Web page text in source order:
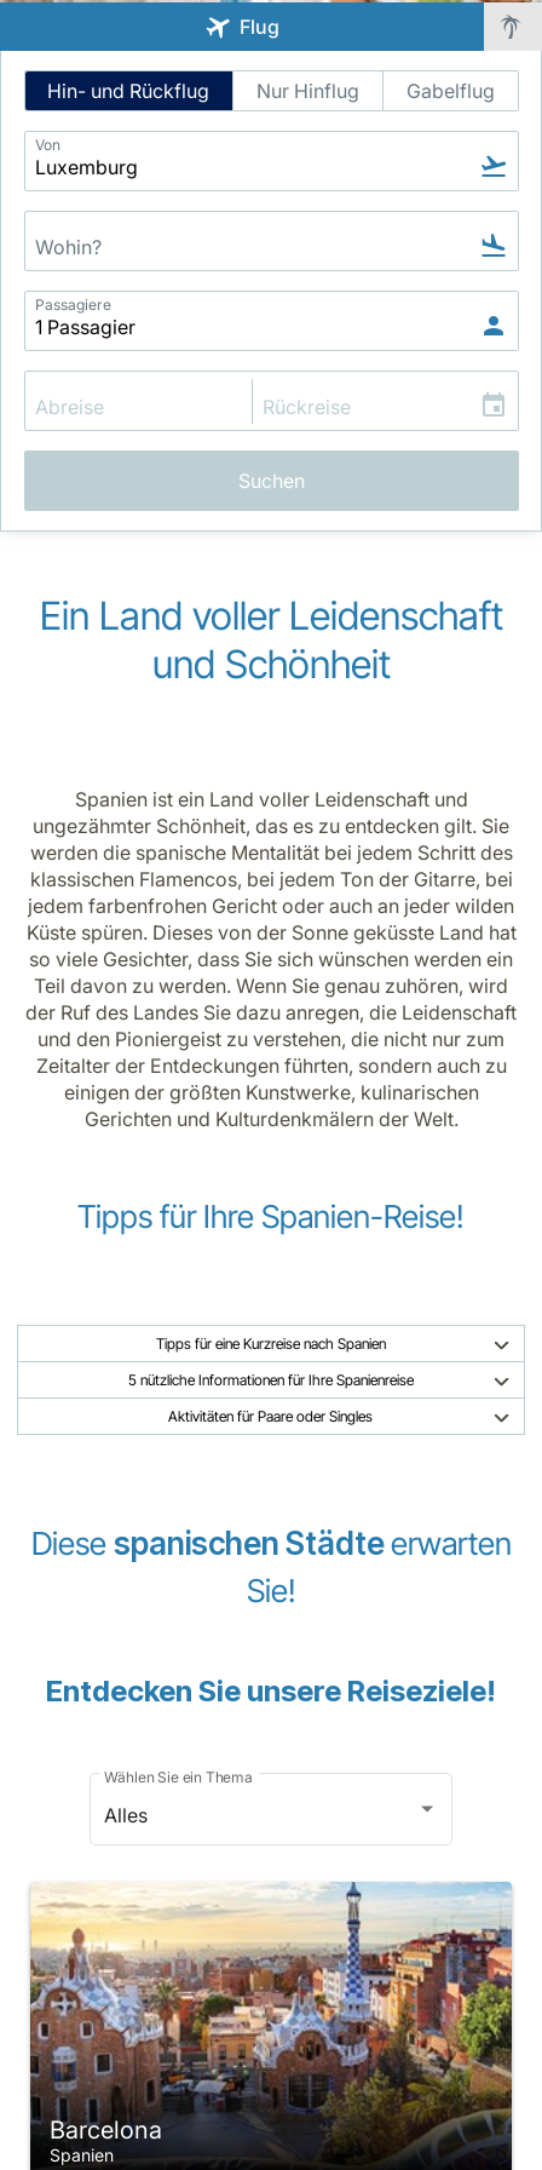
LuxairGroup
Flug
Intelligent
Flight
Search
Hin- und Rückflug Nur Hinflug Gabelflug
Von
Passagiere
Suchen
Ein Land voller Leidenschaft
und Schönheit
Spanien ist ein Land voller Leidenschaft und
ungezähmter Schönheit, das es zu entdecken gilt. Sie
werden die spanische Mentalität bei jedem Schritt des
klassischen Flamencos, bei jedem Ton der Gitarre, bei
jedem farbenfrohen Gericht oder auch an jeder wilden
Küste spüren. Dieses von der Sonne geküsste Land hat
so viele Gesichter, dass Sie sich wünschen werden ein
Teil davon zu werden. Wenn Sie genau zuhören, wird
der Ruf des Landes Sie dazu anregen, die Leidenschaft
und den Pioniergeist zu verstehen, die nicht nur zum
Zeitalter der Entdeckungen führten, sondern auch zu
einigen der größten Kunstwerke, kulinarischen
Gerichten und Kulturdenkmälern der Welt.
Tipps für Ihre Spanien-Reise!
Tipps für eine Kurzreise nach Spanien
5 nützliche Informationen für Ihre Spanienreise
Aktivitäten für Paare oder Singles
Diesespanischen Städteerwarten
Sie!
Entdecken Sie unsere Reiseziele!
Alles
Wählen Sie ein Thema
Barcelona
Spanien